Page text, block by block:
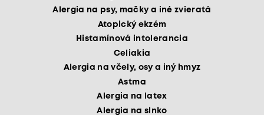
Alergia na psy, mačky a iné zvieratá
Atopický ekzém
Histamínová intolerancia
Celiakia
Alergia na včely, osy a iný hmyz
Astma
Alergia na latex
Alergia na slnko